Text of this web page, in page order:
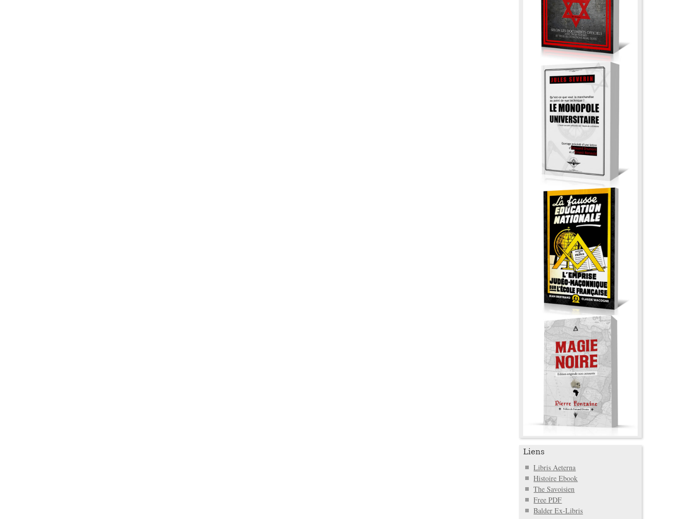
Liens
Libris Aeterna
Histoire Ebook
The Savoisien
Free PDF
Balder Ex-Libris